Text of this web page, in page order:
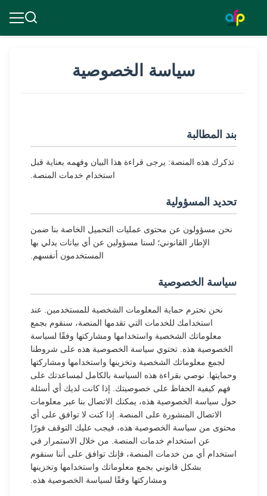
سياسة الخصوصية
بند المطالبة
تذكرك هذه المنصة: يرجى قراءة هذا البيان وفهمه بعناية قبل
استخدام خدمات المنصة.
تحديد المسؤولية
نحن مسؤولون عن محتوى عمليات التحميل الخاصة بنا ضمن
الإطار القانوني؛ لسنا مسؤولين عن أي بيانات يدلي بها
المستخدمون أنفسهم.
سياسة الخصوصية
نحن نحترم حماية المعلومات الشخصية للمستخدمين. عند
استخدامك للخدمات التي تقدمها المنصة، سنقوم بجمع
معلوماتك الشخصية واستخدامها ومشاركتها وفقًا لسياسة
الخصوصية هذه. تحتوي سياسة الخصوصية هذه على شروطنا
لجمع معلوماتك الشخصية وتخزينها واستخدامها ومشاركتها
وحمايتها. نوصي بقراءة هذه السياسة بالكامل لمساعدتك على
فهم كيفية الحفاظ على خصوصيتك. إذا كانت لديك أي أسئلة
حول سياسة الخصوصية هذه، يمكنك الاتصال بنا عبر معلومات
الاتصال المنشورة على المنصة. إذا كنت لا توافق على أي
محتوى من سياسة الخصوصية هذه، فيجب عليك التوقف فورًا
عن استخدام خدمات المنصة. من خلال الاستمرار في
استخدام أي من خدمات المنصة، فإنك توافق على أننا سنقوم
بشكل قانوني بجمع معلوماتك واستخدامها وتخزينها
ومشاركتها وفقًا لسياسة الخصوصية هذه.